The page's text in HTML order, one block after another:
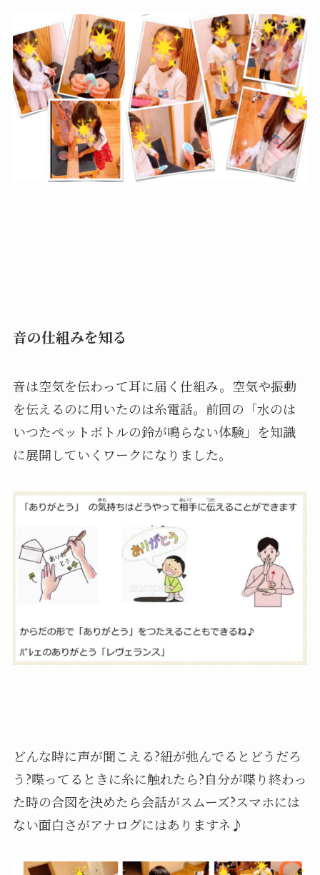
音の仕組みを知る
音は空気を伝わって耳に届く仕組み。空気や振動
を伝えるのに用いたのは糸電話。前回の「水のは
いつたペットボトルの鈴が鳴らない体験」を知識
に展開していくワークになりました。
どんな時に声が聞こえる?紐が弛んでるとどうだろ
う?喋ってるときに糸に触れたら?自分が喋り終わっ
た時の合図を決めたら会話がスムーズ?スマホには
ない面白さがアナログにはありますネ♪